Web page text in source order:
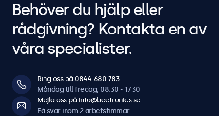
Behöver du hjälp eller
rådgivning? Kontakta en av
våra specialister.
Ring oss på 0844-680 783
Måndag till fredag, 08:30 - 17:30
Mejla oss på info@beetronics.se
Få svar inom 2 arbetstimmar